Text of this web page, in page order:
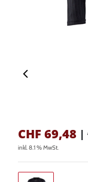
CHF 69,48 |
inkl. 8.1 % MwSt.